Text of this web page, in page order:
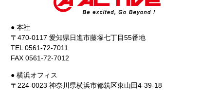
● 本社
〒470-0117 愛知県日進市藤塚七丁目55番地
TEL 0561-72-7011
FAX 0561-72-7012
● 横浜オフィス
〒224-0023 神奈川県横浜市都筑区東山田4-39-18